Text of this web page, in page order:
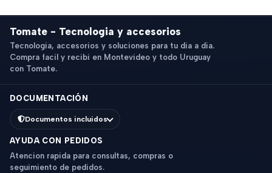
Tomate - Tecnologia y accesorios
Tecnologia, accesorios y soluciones para tu dia a dia.
Compra facil y recibi en Montevideo y todo Uruguay
con Tomate.
DOCUMENTACIÓN
Documentos incluidos
AYUDA CON PEDIDOS
Atencion rapida para consultas, compras o
seguimiento de pedidos.